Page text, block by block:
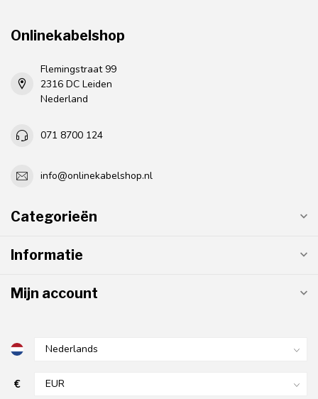
Onlinekabelshop
Flemingstraat 99
2316 DC Leiden
Nederland
071 8700 124
info@onlinekabelshop.nl
Categorieën
Informatie
Mijn account
€